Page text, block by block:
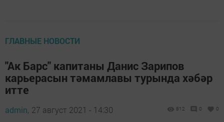
ГЛАВНЫЕ НОВОСТИ
"Ак Барс" капитаны Данис Зарипов
карьерасын тәмамлавы турында хәбәр
итте
admin, 27 август 2021 - 14:30 812 0 0